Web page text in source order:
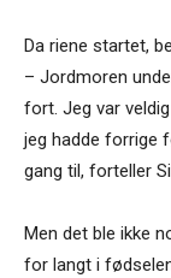
Da riene startet,
– Jordmoren
fort. Jeg var
jeg hadde forrige
gang til, forteller
Men det ble ikke
for langt i